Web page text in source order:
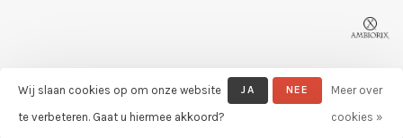
© Copyright 2026 Ambiorix Official Shop Lightspeed
Wij slaan cookies op om onze website
te verbeteren. Gaat u hiermee akkoord?
JA NEE
Meer over
cookies »